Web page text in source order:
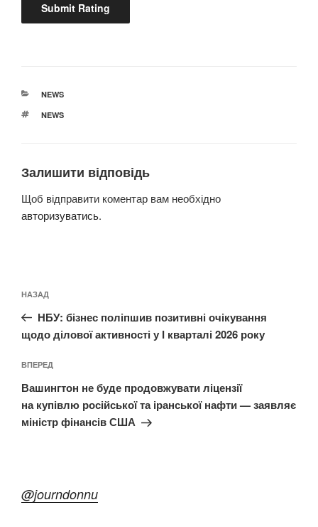
КАТЕГОРІЇ
NEWS
ПОЗНАЧКИ
NEWS
Залишити відповідь
Щоб відправити коментар вам необхідно
авторизуватись.
записів
Попередній
запис:
НАЗАД
НБУ: бізнес поліпшив позитивні очікування
щодо ділової активності у І кварталі 2026 року
Наступний
запис
ВПЕРЕД
Вашингтон не буде продовжувати ліцензії
на купівлю російської та іранської нафти — заявляє
міністр фінансів США
@journdonnu